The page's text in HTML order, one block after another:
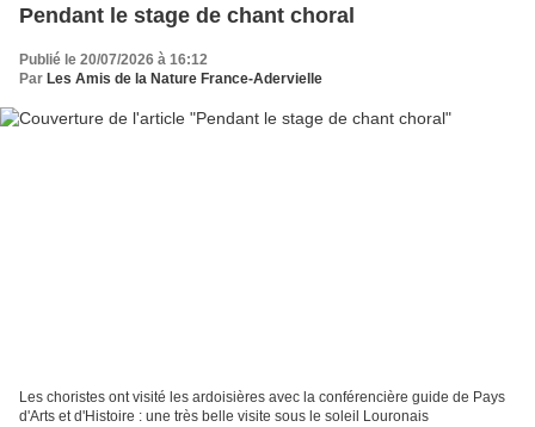
Pendant le stage de chant choral
Publié le 20/07/2026 à 16:12
Par Les Amis de la Nature France-Adervielle
Les choristes ont visité les ardoisières avec la conférencière guide de Pays
d'Arts et d'Histoire : une très belle visite sous le soleil Louronais